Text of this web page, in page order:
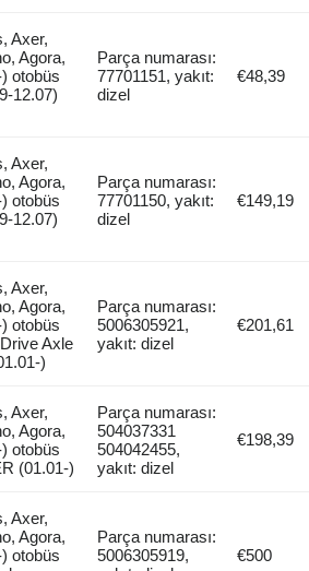
Axer,
Agora,
otobüs
12.07)
Parça numarası:
77701151, yakıt:
dizel
€48,39
Axer,
Agora,
otobüs
12.07)
Parça numarası:
77701150, yakıt:
dizel
€149,19
Axer,
Agora,
otobüs
Axle
)
Parça numarası:
5006305921,
yakıt: dizel
€201,61
Axer,
Agora,
otobüs
(01.01-)
Parça numarası:
504037331
504042455,
yakıt: dizel
€198,39
Axer,
Agora,
otobüs
Parça numarası:
5006305919,
€500